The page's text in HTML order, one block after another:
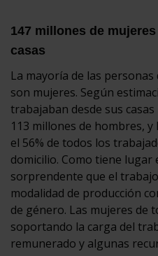
147 millones de
casas
La mayoría de las
son mujeres. Según
trabajaban desde sus
113 millones de hombres,
el 56% de todos los
domicilio. Como tiene lugar
sorprendente que el
modalidad de producción
de género. Las mujeres de
soportando la carga del
remunerado y algunas